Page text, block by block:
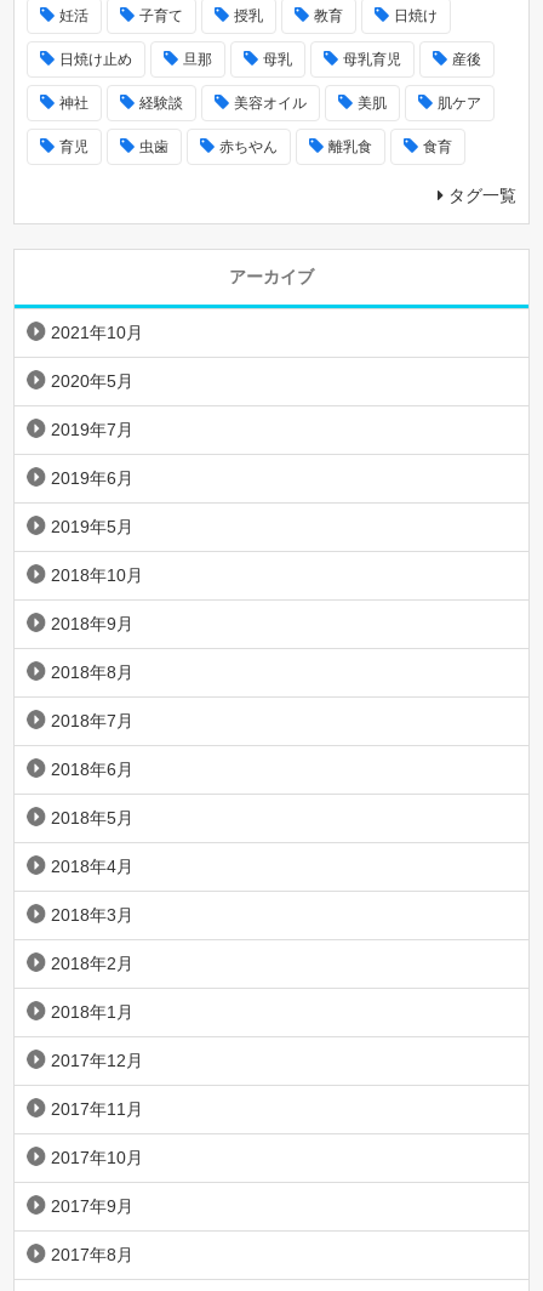
妊活 子育て 授乳 教育 日焼け
日焼け止め 旦那 母乳 母乳育児 産後
神社 経験談 美容オイル 美肌 肌ケア
育児 虫歯 赤ちやん 離乳食 食育
タグ一覧
アーカイブ
2021年10月
2020年5月
2019年7月
2019年6月
2019年5月
2018年10月
2018年9月
2018年8月
2018年7月
2018年6月
2018年5月
2018年4月
2018年3月
2018年2月
2018年1月
2017年12月
2017年11月
2017年10月
2017年9月
2017年8月